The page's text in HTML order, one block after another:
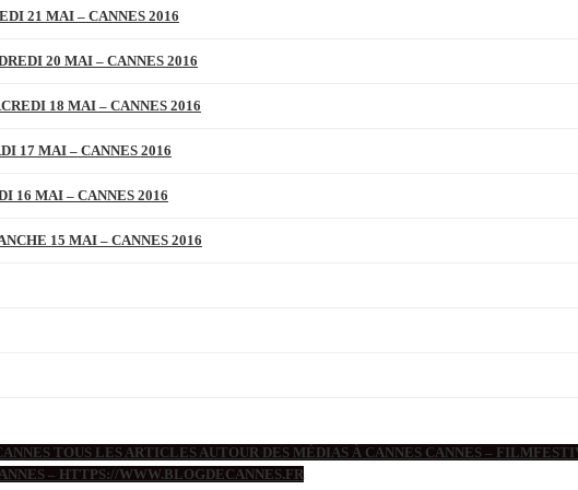
21 MAI – CANNES 2016
20 MAI – CANNES 2016
18 MAI – CANNES 2016
17 MAI – CANNES 2016
16 MAI – CANNES 2016
15 MAI – CANNES 2016
TOUS LES ARTICLES AUTOUR DES MÉDIAS À CANNES CANNES –
– HTTPS://WWW.BLOGDECANNES.FR